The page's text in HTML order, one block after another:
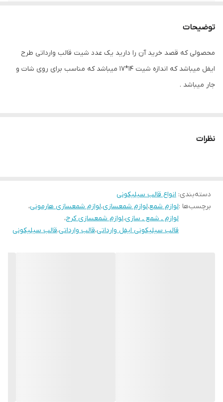
توضیحات
محصولی که قصد خرید آن را دارید یک عدد شیت قالب وارداتی طرح
ایفل میباشد که اندازه شیت 14*17 میباشد که مناسب برای روی شات و
جار میباشد .
نظرات
دسته‌بندی: انواع قالب سیلیکونی
برچسب‌ها :لوازم شمع،لوازم شمعسازی،لوازم شمعسازی هارمونی،
لوازم ـ شمع ـ سازی،لوازم شمعسازی کرج،
قالب سیلیکونی ایفل وارداتی،قالب وارداتی،قالب سیلیکونی